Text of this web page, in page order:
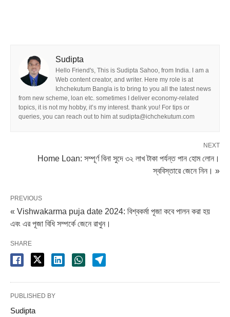
Sudipta
Hello Friend's, This is Sudipta Sahoo, from India. I am a
Web content creator, and writer. Here my role is at
Ichchekutum Bangla is to bring to you all the latest news
from new scheme, loan etc. sometimes I deliver economy-related
topics, it is not my hobby, it’s my interest. thank you! For tips or
queries, you can reach out to him at sudipta@ichchekutum.com
NEXT
Home Loan: সম্পূর্ণ বিনা সুদে ৩২ লাখ টাকা পর্যন্ত পান হোম লোন।
স্ববিস্তারে জেনে নিন। »
PREVIOUS
« Vishwakarma puja date 2024: বিশ্বকর্মা পূজা কবে পালন করা হয়
এবং এর পূজা বিধি সম্পর্কে জেনে রাখুন।
SHARE
PUBLISHED BY
Sudipta